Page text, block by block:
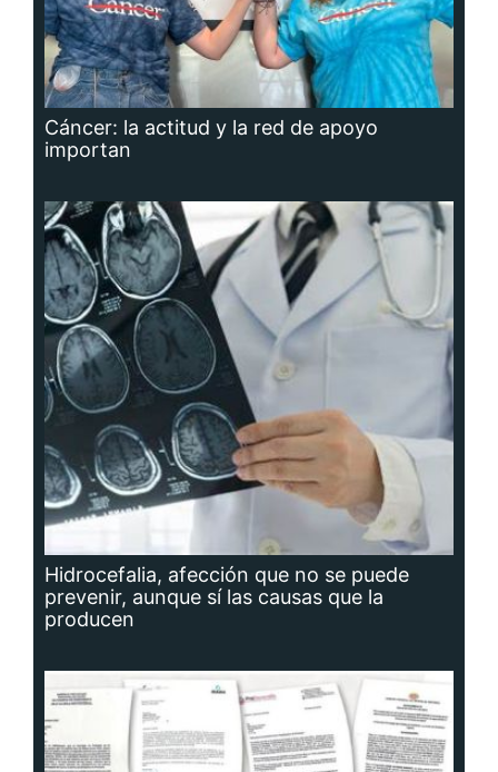
Cáncer: la actitud y la red de apoyo
importan
Hidrocefalia, afección que no se puede
prevenir, aunque sí las causas que la
producen